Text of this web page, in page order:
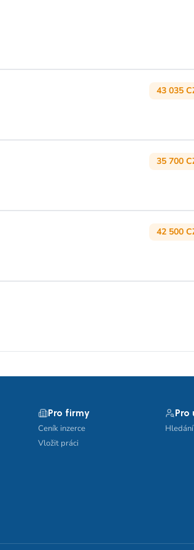
43 035
35 700
42 500
Pro firmy
Ceník inzerce
Vložit práci
Pro